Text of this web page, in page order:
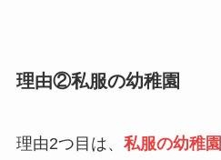
理由②私服の幼稚園
理由2つ目は、 私服の幼稚園